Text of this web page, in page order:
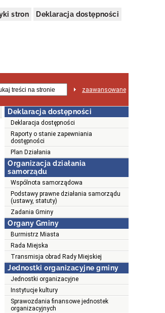
stron Deklaracja dostępności
zaawansowane
Deklaracja dostępności
Deklaracja dostępności
Raporty o stanie zapewniania
dostępności
Plan Działania
Organizacja działania
samorządu
Wspólnota samorządowa
Podstawy prawne działania samorządu
(ustawy, statuty)
Zadania Gminy
Organy Gminy
Burmistrz Miasta
Rada Miejska
Transmisja obrad Rady Miejskiej
Jednostki organizacyjne gminy
Jednostki organizacyjne
Instytucje kultury
Sprawozdania finansowe jednostek
organizacyjnych